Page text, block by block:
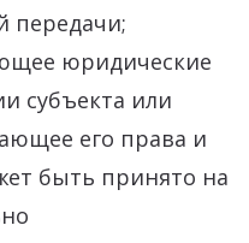
передачи;
юридические
субъекта или
его права и
быть принято на